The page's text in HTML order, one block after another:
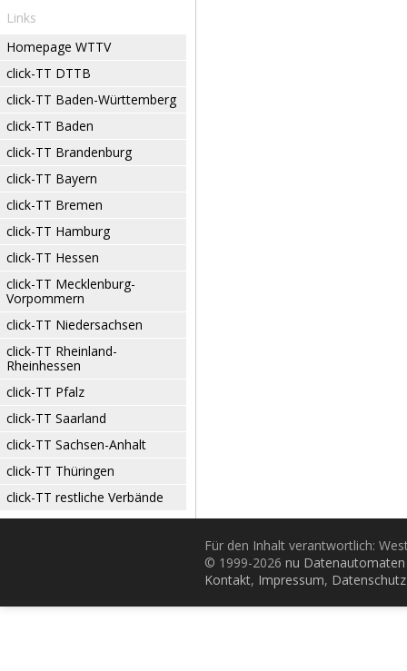
Links
Homepage WTTV
click-TT DTTB
click-TT Baden-Württemberg
click-TT Baden
click-TT Brandenburg
click-TT Bayern
click-TT Bremen
click-TT Hamburg
click-TT Hessen
click-TT Mecklenburg-
Vorpommern
click-TT Niedersachsen
click-TT Rheinland-
Rheinhessen
click-TT Pfalz
click-TT Saarland
click-TT Sachsen-Anhalt
click-TT Thüringen
click-TT restliche Verbände
Für den Inhalt verantwortlich:
© 1999-2026 nu
Kontakt, Impressum, Datenschutz